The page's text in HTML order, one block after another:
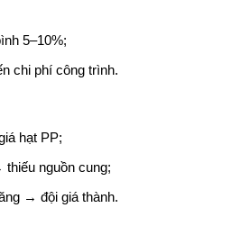
5–10%;
chi phí công trình.
hạt PP;
nguồn cung;
→ đội giá thành.